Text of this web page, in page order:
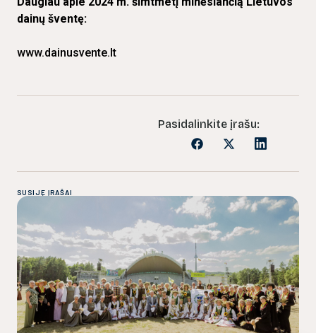
dainų šventę:
www.dainusvente.lt
Pasidalinkite įrašu:
SUSIJĘ ĮRAŠAI